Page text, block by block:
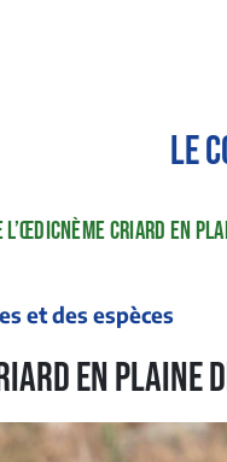
LE
L’ŒDICNÈME CRIARD EN
et des espèces
en plaine